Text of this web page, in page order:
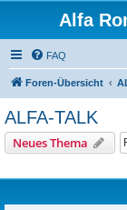
Alfa
FAQ
Foren-Übersicht
ALFA-TALK
Neues Thema